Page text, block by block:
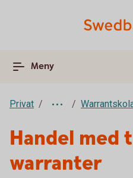
Meny
Privat
Handel med
warranter